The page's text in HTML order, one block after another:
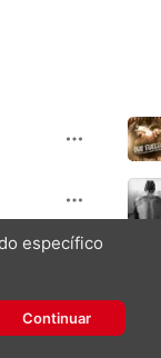
específico
Continuar